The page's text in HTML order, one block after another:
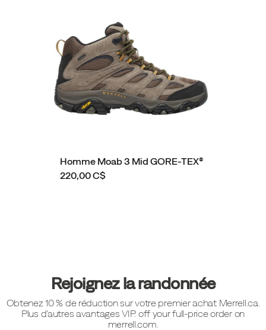
Homme Moab 3 Mid GORE-TEX®
220,00 C$
page
Rejoignez la randonnée
Obtenez 10 % de réduction sur votre premier achat Merrell.ca.
Plus d'autres avantages VIP. off your full-price order on
merrell.com.